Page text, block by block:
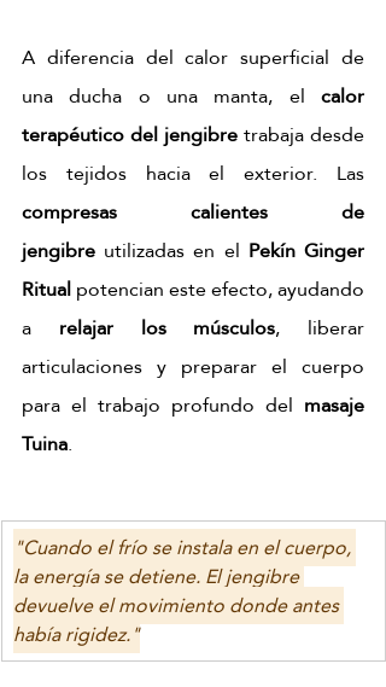
A diferencia del calor superficial de
una ducha o una manta, el calor
terapéutico del jengibre trabaja desde
compresas calientes de
jengibre utilizadas en el Pekín Ginger
Ritual potencian este efecto, ayudando
a relajar los músculos, liberar
articulaciones y preparar el cuerpo
para el trabajo profundo del masaje
Tuina.
"Cuando el frío se instala en el cuerpo,
la energía se detiene. El jengibre
devuelve el movimiento donde antes
había rigidez."